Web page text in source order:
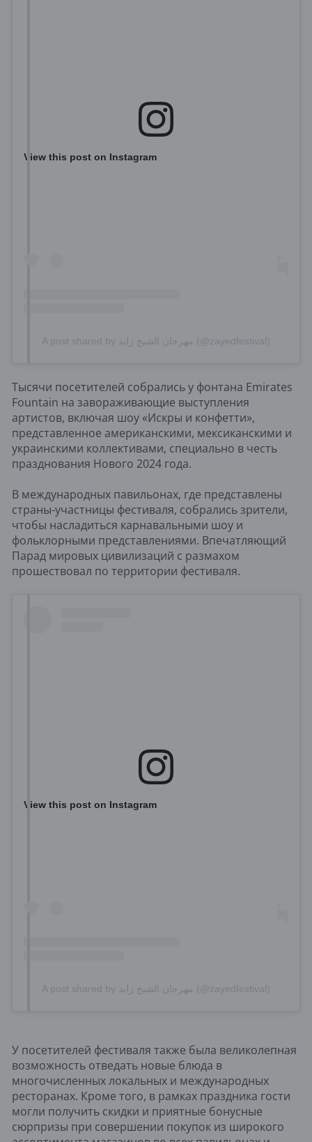
View this post on Instagram
A post shared by مهرجان الشيخ زايد (@zayedfestival)
Тысячи посетителей собрались у фонтана Emirates
Fountain на завораживающие выступления
артистов, включая шоу «Искры и конфетти»,
представленное американскими, мексиканскими и
украинскими коллективами, специально в честь
празднования Нового 2024 года.
В международных павильонах, где представлены
страны-участницы фестиваля, собрались зрители,
чтобы насладиться карнавальными шоу и
фольклорными представлениями. Впечатляющий
Парад мировых цивилизаций с размахом
прошествовал по территории фестиваля.
View this post on Instagram
A post shared by مهرجان الشيخ زايد (@zayedfestival)
У посетителей фестиваля также была великолепная
возможность отведать новые блюда в
многочисленных локальных и международных
ресторанах. Кроме того, в рамках праздника гости
могли получить скидки и приятные бонусные
сюрпризы при совершении покупок из широкого